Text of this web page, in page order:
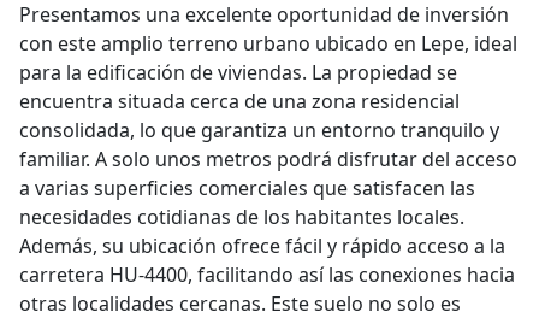
Presentamos una excelente oportunidad de inversión
con este amplio terreno urbano ubicado en Lepe, ideal
para la edificación de viviendas. La propiedad se
encuentra situada cerca de una zona residencial
consolidada, lo que garantiza un entorno tranquilo y
familiar. A solo unos metros podrá disfrutar del acceso
a varias superficies comerciales que satisfacen las
necesidades cotidianas de los habitantes locales.
Además, su ubicación ofrece fácil y rápido acceso a la
carretera HU-4400, facilitando así las conexiones hacia
otras localidades cercanas. Este suelo no solo es